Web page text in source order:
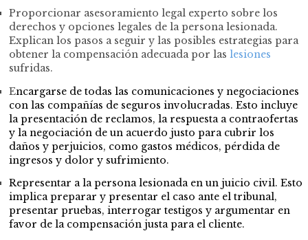
Proporcionar asesoramiento legal experto sobre los
derechos y opciones legales de la persona lesionada.
Explican los pasos a seguir y las posibles estrategias para
obtener la compensación adecuada por las lesiones
sufridas.
Encargarse de todas las comunicaciones y negociaciones
con las compañías de seguros involucradas. Esto incluye
la presentación de reclamos, la respuesta a contraofertas
y la negociación de un acuerdo justo para cubrir los
daños y perjuicios, como gastos médicos, pérdida de
ingresos y dolor y sufrimiento.
Representar a la persona lesionada en un juicio civil. Esto
implica preparar y presentar el caso ante el tribunal,
presentar pruebas, interrogar testigos y argumentar en
favor de la compensación justa para el cliente.